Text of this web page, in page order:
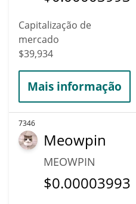
Capitalização de
mercado
$39,934
Mais informação
7346
Meowpin
MEOWPIN
$0.00003993